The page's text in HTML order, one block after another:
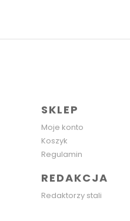
SKLEP
Moje konto
Koszyk
Regulamin
REDAKCJA
Redaktorzy stali